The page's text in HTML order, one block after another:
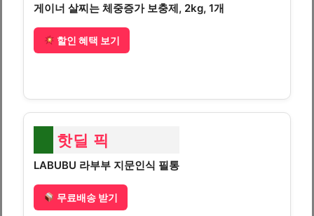
게이너 살찌는 체중증가 보충제, 2kg, 1개
할인 혜택 보기
핫딜 픽
LABUBU 라부부 지문인식 필통
무료배송 받기